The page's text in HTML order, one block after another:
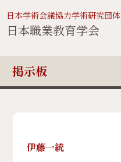
日本学術会議協力学術研究団体
日本職業教育学会
掲示板
伊藤一統